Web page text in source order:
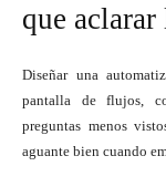
que aclarar
Diseñar una
pantalla de flujos,
preguntas menos
aguante bien cuando